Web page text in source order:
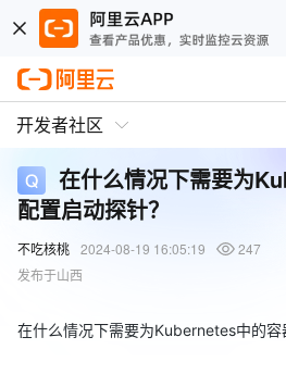
开发者社区
在什么情况下需要为
配置启动探针？
不吃核桃 2024-08-19 16:05:19
247
发布于山西
在什么情况下需要为Kubernetes中的容